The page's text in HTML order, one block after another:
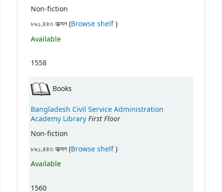
Non-fiction
৮৯১.৪৪৩ হাক্সল (Browse shelf(Opens below)
)
Available
1558
Books
Bangladesh Civil Service Administration
Academy LibraryFirst Floor
Non-fiction
৮৯১.৪৪৩ হাক্সল (Browse shelf(Opens below)
)
Available
1560